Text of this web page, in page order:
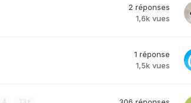
2 réponses
1,6k vues
1 réponse
1,5k vues